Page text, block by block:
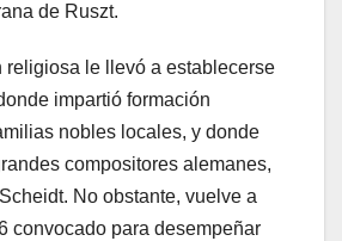
de Ruszt.
religiosa le llevó a establecerse
impartió formación
nobles locales, y donde
compositores alemanes,
No obstante, vuelve a
convocado para desempeñar